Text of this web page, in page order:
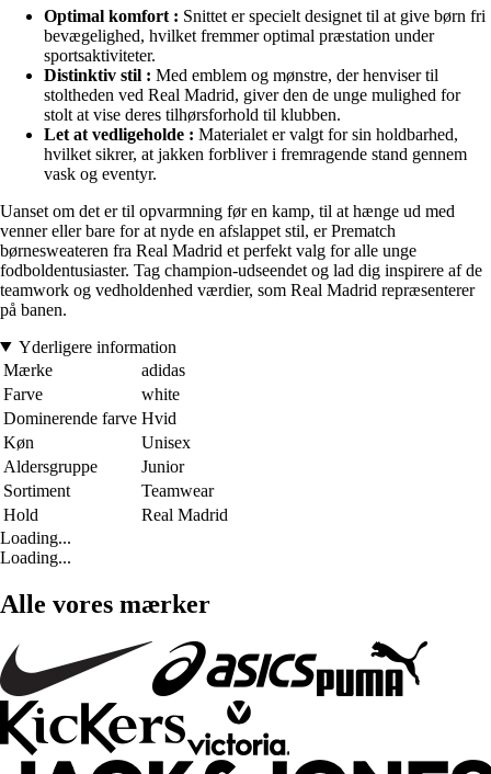
Optimal komfort : Snittet er specielt designet til at give børn fri
bevægelighed, hvilket fremmer optimal præstation under
sportsaktiviteter.
Distinktiv stil : Med emblem og mønstre, der henviser til
stoltheden ved Real Madrid, giver den de unge mulighed for
stolt at vise deres tilhørsforhold til klubben.
Let at vedligeholde : Materialet er valgt for sin holdbarhed,
hvilket sikrer, at jakken forbliver i fremragende stand gennem
vask og eventyr.
Uanset om det er til opvarmning før en kamp, til at hænge ud med
venner eller bare for at nyde en afslappet stil, er Prematch
børnesweateren fra Real Madrid et perfekt valg for alle unge
fodboldentusiaster. Tag champion-udseendet og lad dig inspirere af de
teamwork og vedholdenhed værdier, som Real Madrid repræsenterer
på banen.
Yderligere information
Mærke
adidas
Farve
white
Dominerende farve Hvid
Køn
Unisex
Aldersgruppe
Junior
Sortiment
Teamwear
Hold
Real Madrid
Loading...
Loading...
Alle vores mærker